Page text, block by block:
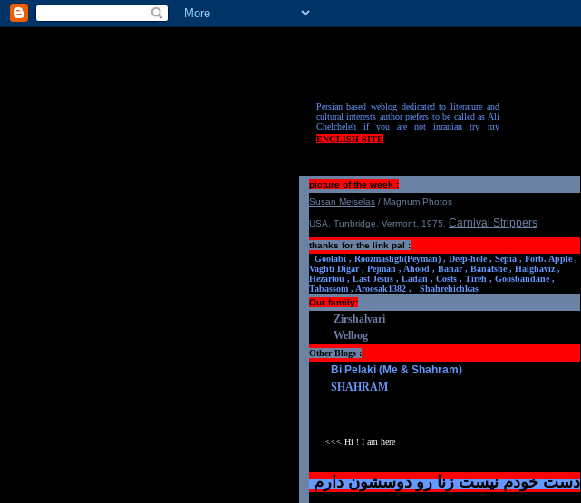
Persian based weblog dedicated to literature and
cultural interests author prefers to be called as Ali
Chelcheleh if you are not inranian try my
ENGLISH SITE
picture of the week :
Susan Meiselas / Magnum Photos
USA. Tunbridge, Vermont. 1975 Carnival Strippers
thanks for the link pal :
Goolabi , Roozmashgh(Peyman) , Deep-hole , Sepia , Forb. Apple ,
Vaghti Digar , Pejman , Ahood , Bahar , Banafshe , Halghaviz ,
Hezartou , Last Jesus , Ladan , Costs , Tireh , Goosbandane ,
Tabassom , Aroosak1382 ,
Shahrehichkas
Our family:
Zirshalvari
Welbog
Other Blogs :
Bi Pelaki (Me & Shahram)
SHAHRAM
<<< Hi ! I am here
دست خودم نیست زنا رو دوسشون دارم